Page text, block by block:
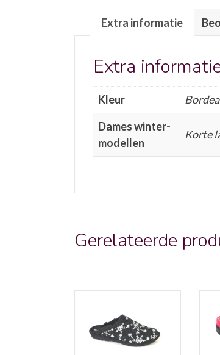
Extra informatie
Extra
Kleur
Dames winter-
modellen
Korte
Gerelateerde